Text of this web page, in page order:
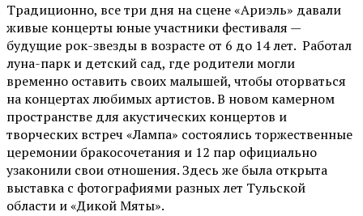
Традиционно, все три дня на сцене«Ариэль» давали
живые концерты юные участники фестиваля —
будущие рок-звезды в возрасте от 6 до 14 лет. Работал
луна-парк и детский сад, где родители могли
временно оставить своих малышей, чтобы оторваться
на концертах любимых артистов. В новом камерном
пространстве для акустических концертов и
творческих встреч «Лампа» состоялись торжественные
церемонии бракосочетания и 12 пар официально
узаконили свои отношения. Здесь же была открыта
выставка с фотографиями разных лет Тульской
области и «Дикой Мяты».